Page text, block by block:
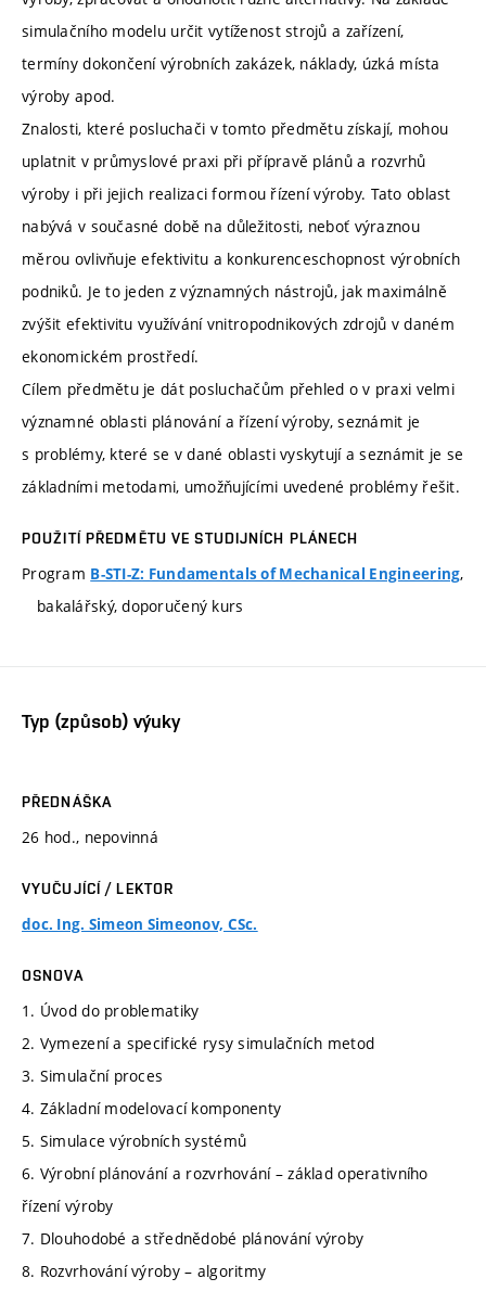
simulačního modelu určit vytíženost strojů a zařízení,
termíny dokončení výrobních zakázek, náklady, úzká místa
výroby apod.
Znalosti, které posluchači v tomto předmětu získají, mohou
uplatnit v průmyslové praxi při přípravě plánů a rozvrhů
výroby i při jejich realizaci formou řízení výroby. Tato oblast
nabývá v současné době na důležitosti, neboť výraznou
měrou ovlivňuje efektivitu a konkurenceschopnost výrobních
podniků. Je to jeden z významných nástrojů, jak maximálně
zvýšit efektivitu využívání vnitropodnikových zdrojů v daném
ekonomickém prostředí.
Cílem předmětu je dát posluchačům přehled o v praxi velmi
významné oblasti plánování a řízení výroby, seznámit je
s problémy, které se v dané oblasti vyskytují a seznámit je se
základními metodami, umožňujícími uvedené problémy řešit.
POUŽITÍ PŘEDMĚTU VE STUDIJNÍCH PLÁNECH
Program B-STI-Z: Fundamentals of Mechanical Engineering,
bakalářský, doporučený kurs
Typ (způsob) výuky
PŘEDNÁŠKA
26 hod., nepovinná
VYUČUJÍCÍ / LEKTOR
doc. Ing. Simeon Simeonov, CSc.
OSNOVA
1. Úvod do problematiky
2. Vymezení a specifické rysy simulačních metod
3. Simulační proces
4. Základní modelovací komponenty
5. Simulace výrobních systémů
6. Výrobní plánování a rozvrhování – základ operativního
řízení výroby
7. Dlouhodobé a střednědobé plánování výroby
8. Rozvrhování výroby – algoritmy